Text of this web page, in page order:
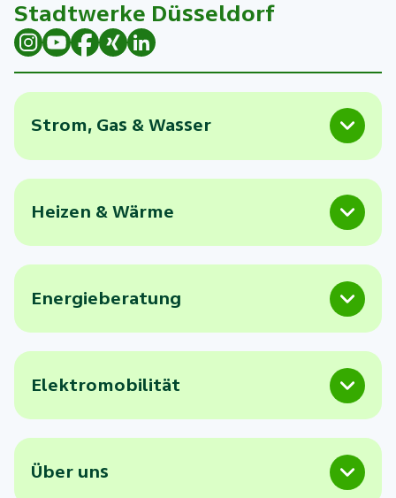
Stadtwerke Düsseldorf
Strom, Gas & Wasser
Heizen & Wärme
Energieberatung
Elektromobilität
Über uns